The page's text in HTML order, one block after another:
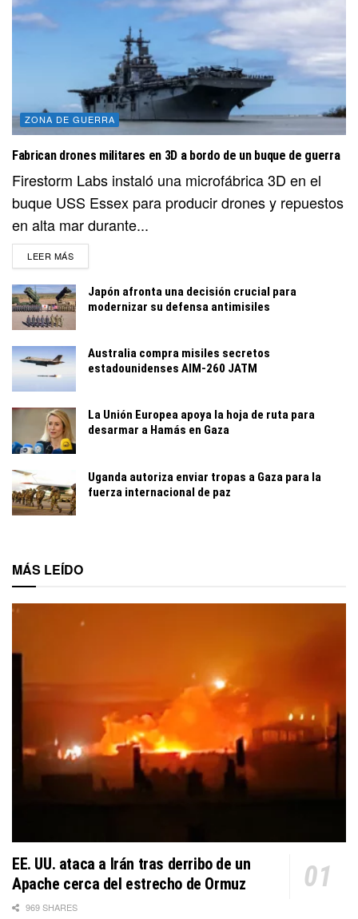
ZONA DE GUERRA
Fabrican drones militares en 3D a bordo de un buque de guerra
Firestorm Labs instaló una microfábrica 3D en el
buque USS Essex para producir drones y repuestos
en alta mar durante...
LEER MÁSDETAILS
Japón afronta una decisión crucial para
modernizar su defensa antimisiles
Australia compra misiles secretos
estadounidenses AIM-260 JATM
La Unión Europea apoya la hoja de ruta para
desarmar a Hamás en Gaza
Uganda autoriza enviar tropas a Gaza para la
fuerza internacional de paz
MÁS LEÍDO
EE. UU. ataca a Irán tras derribo de un
Apache cerca del estrecho de Ormuz
969 SHARES